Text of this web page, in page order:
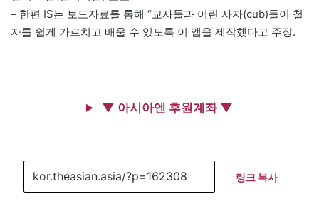
– 한편 IS는 보도자료를 통해 “교사들과 어린 사자(cub)들이 철
자를 쉽게 가르치고 배울 수 있도록 이 앱을 제작했다고 주장.
▼ 아시아엔 후원계좌 ▼
링크 복사